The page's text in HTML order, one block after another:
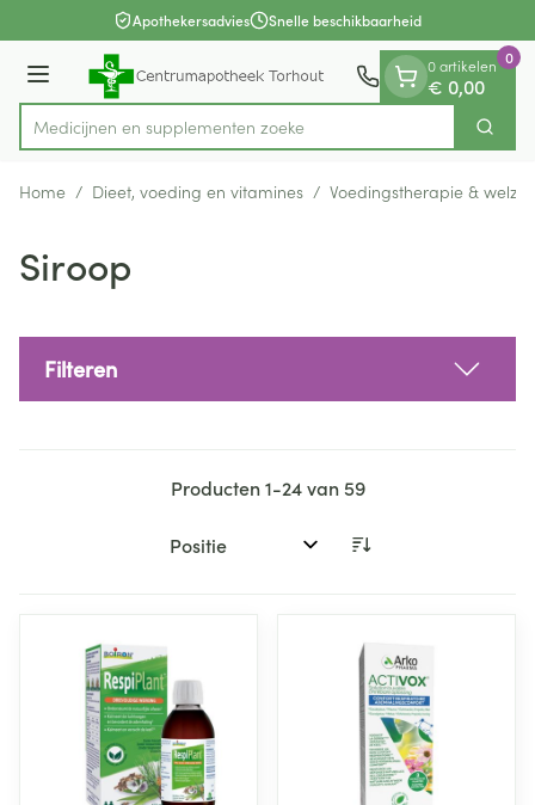
Ga naar de inhoudApothekersadvies Snelle beschikbaarheid
Menu
Product, merk, categorie...
Medicijnen en Zoek
0 artikelen
€ 0,00
0
Home / Dieet, voeding en vitamines / Voedingstherapie & welzijn
Siroop
Filteren
Producten1-24van59
Sorteer op: